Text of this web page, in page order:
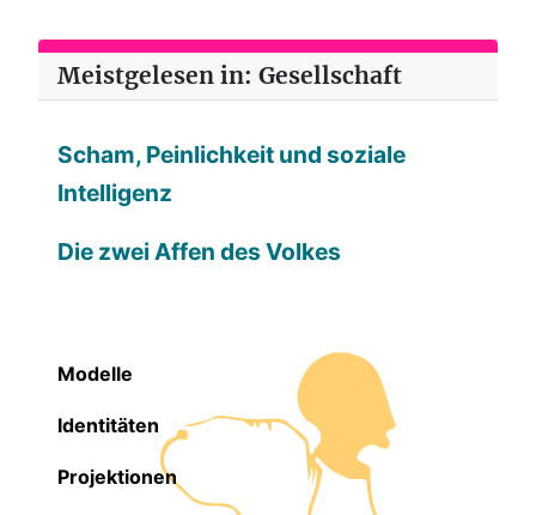
Meistgelesen in: Gesellschaft
Scham, Peinlichkeit und soziale
Intelligenz
Die zwei Affen des Volkes
Modelle
Identitäten
Projektionen